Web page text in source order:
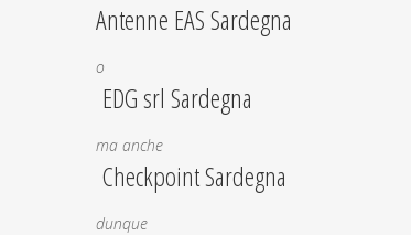
Antenne EAS Sardegna
o
EDG srl Sardegna
ma anche
Checkpoint Sardegna
dunque